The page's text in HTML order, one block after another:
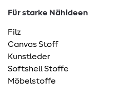
Für starke Nähideen
Filz
Canvas Stoff
Kunstleder
Softshell Stoffe
Möbelstoffe